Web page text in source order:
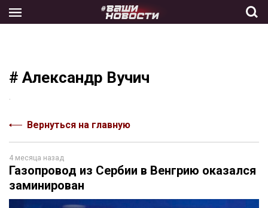
the
# Александр Вучич
Вернуться на главную
4 месяца назад
Газопровод из Сербии в Венгрию оказался
заминирован